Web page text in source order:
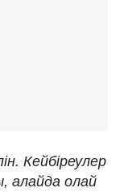
Кейбіреулер
алайда олай